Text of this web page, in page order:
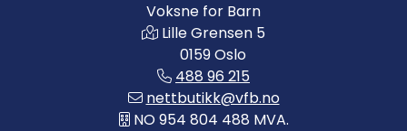
Voksne for Barn
Lille Grensen 5
0159 Oslo
488 96 215
nettbutikk@vfb.no
NO 954 804 488 MVA.